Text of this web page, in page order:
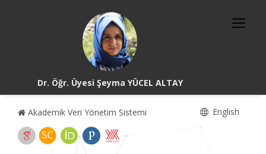
Dr. Öğr. Üyesi Şeyma YÜCEL ALTAY
Akademik Veri Yönetim Sistemi English